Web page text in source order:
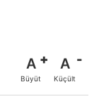
A
Büyüt
A
Küçült